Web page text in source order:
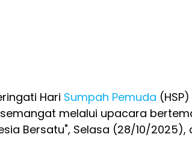
Hari Sumpah Pemuda (HSP)
melalui upacara
Bersatu", Selasa (28/10/2025),